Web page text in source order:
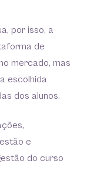
por isso, a
de
mercado, mas
escolhida
dos alunos.
e
do curso